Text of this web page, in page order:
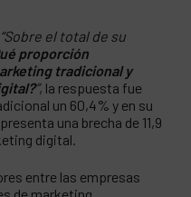
“Sobre el total de su
proporción
tradicional y
”, la respuesta fue
un 60,4% y en su
una brecha de 11,9
digital.
entre las empresas